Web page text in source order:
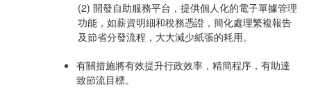
(2) 開發自助服務平台，提供個人化的電子單據管理
功能，如薪資明細和稅務憑證，簡化處理繁複報告
及節省分發流程，大大減少紙張的耗用。
有關措施將有效提升行政效率，精簡程序，有助達
致節流目標。